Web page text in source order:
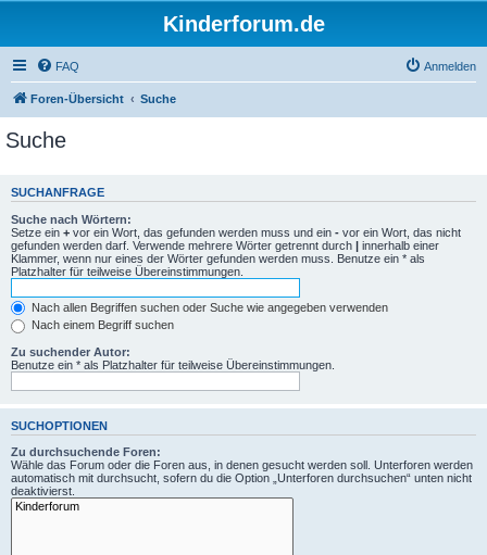
Kinderforum.de
FAQ Anmelden
Foren-Übersicht Suche
Suche
SUCHANFRAGE
Suche nach Wörtern:
Setze ein + vor ein Wort, das gefunden werden muss und ein - vor ein Wort, das nicht
gefunden werden darf. Verwende mehrere Wörter getrennt durch | innerhalb einer
Klammer, wenn nur eines der Wörter gefunden werden muss. Benutze ein * als
Platzhalter für teilweise Übereinstimmungen.
Nach allen Begriffen suchen oder Suche wie angegeben verwenden
Nach einem Begriff suchen
Zu suchender Autor:
Benutze ein * als Platzhalter für teilweise Übereinstimmungen.
SUCHOPTIONEN
Zu durchsuchende Foren:
Wähle das Forum oder die Foren aus, in denen gesucht werden soll. Unterforen werden
automatisch mit durchsucht, sofern du die Option „Unterforen durchsuchen“ unten nicht
deaktivierst.